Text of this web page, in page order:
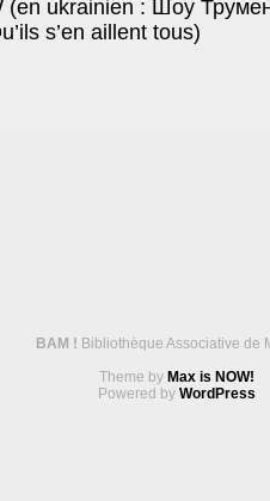
(en ukrainien : Шоу
s’en aillent tous)
BAM ! Bibliothèque Associative de
Theme by Max is NOW!
Powered by WordPress